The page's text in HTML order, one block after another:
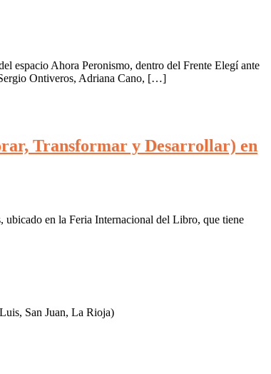
espacio Ahora Peronismo, dentro del Frente Elegí ante
Ontiveros, Adriana Cano, […]
Transformar y Desarrollar) en
en la Feria Internacional del Libro, que tiene
San Juan, La Rioja)